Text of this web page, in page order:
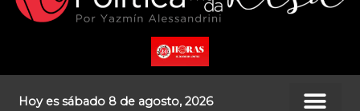
Hoy es sábado 8 de agosto, 2026